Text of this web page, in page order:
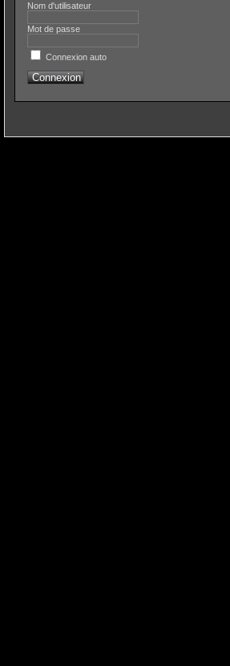
Nom d'utilisateur
Mot de passe
Connexion auto